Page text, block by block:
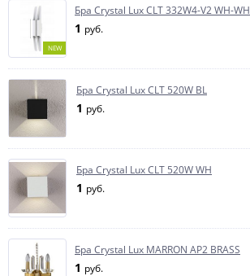
NEW
Бра Crystal Lux CLT 332W4-V2 WH-WH
1 руб.
Бра Crystal Lux CLT 520W BL
1 руб.
Бра Crystal Lux CLT 520W WH
1 руб.
Бра Crystal Lux MARRON AP2 BRASS
1 руб.